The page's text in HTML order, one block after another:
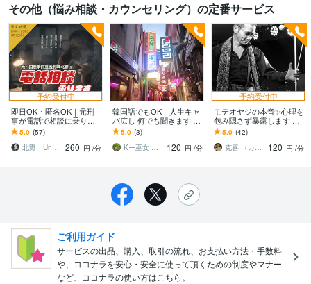
その他（悩み相談・カウンセリング）の定番サービス
予約受付中
即日OK・匿名OK｜元刑
事が電話で相談に乗りま
す 現場30年の実務視点｜
警察に行く前に状況を整
理｜トラブル悩み
5.0 (57)
北野 Under Shield代表
260 円 /分
韓国語でもOK 人生キャ
パ広し 何でも聞きます 何
でも話そう！韓国語の会
話もOK(*ov.v)o占いNG
5.0 (3)
Kー巫女 明星堂
120 円 /分
予約受付中
モテオヤジの本音✨心理を
包み隠さず暴露します 男
心が丸わかりの恋愛相談
トークしてみませんか？
5.0 (42)
克喜 （カツキ）
120 円 /分
ご利用ガイド
サービスの出品、購入、取引の流れ、お支払い方法・手数料
や、ココナラを安心・安全に使って頂くための制度やマナー
など、ココナラの使い方はこちら。